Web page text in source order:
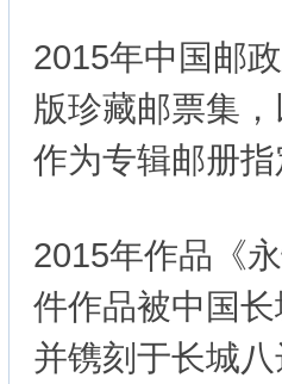
2015年中国邮
版珍藏邮票集
作为专辑邮册指
2015年作品《
件作品被中国
并镌刻于长城